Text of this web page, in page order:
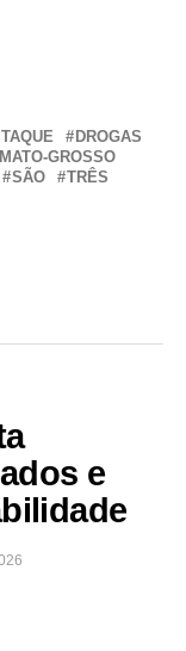
DROGAS
MATO-GROSSO
SÃO TRÊS
e